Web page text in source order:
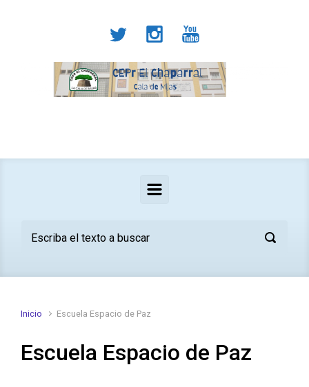
Inicio Escuela Espacio de Paz
Escuela Espacio de Paz